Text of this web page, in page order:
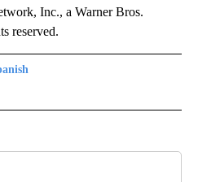
Inc., a Warner Bros.
reserved.
TO RECEIVE NOTIFICATIONS ABOUT